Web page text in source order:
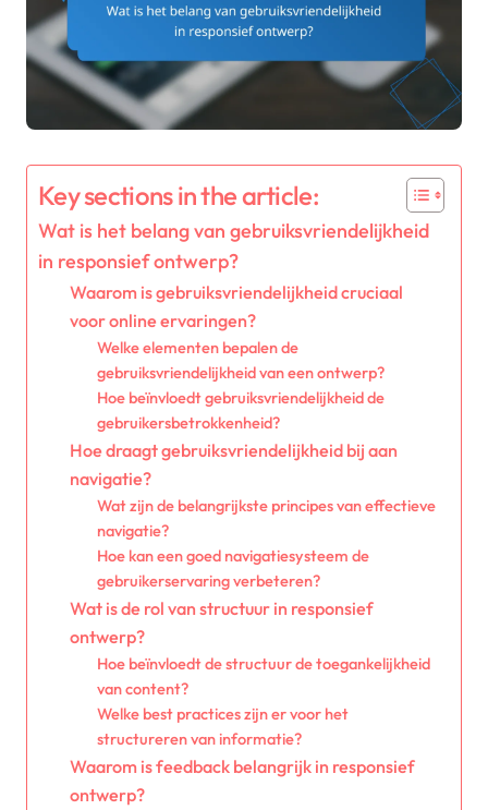
Key sections in the article:
Wat is het belang van gebruiksvriendelijkheid
in responsief ontwerp?
Waarom is gebruiksvriendelijkheid cruciaal
voor online ervaringen?
Welke elementen bepalen de
gebruiksvriendelijkheid van een ontwerp?
Hoe beïnvloedt gebruiksvriendelijkheid de
gebruikersbetrokkenheid?
Hoe draagt gebruiksvriendelijkheid bij aan
navigatie?
Wat zijn de belangrijkste principes van effectieve
navigatie?
Hoe kan een goed navigatiesysteem de
gebruikerservaring verbeteren?
Wat is de rol van structuur in responsief
ontwerp?
Hoe beïnvloedt de structuur de toegankelijkheid
van content?
Welke best practices zijn er voor het
structureren van informatie?
Waarom is feedback belangrijk in responsief
ontwerp?